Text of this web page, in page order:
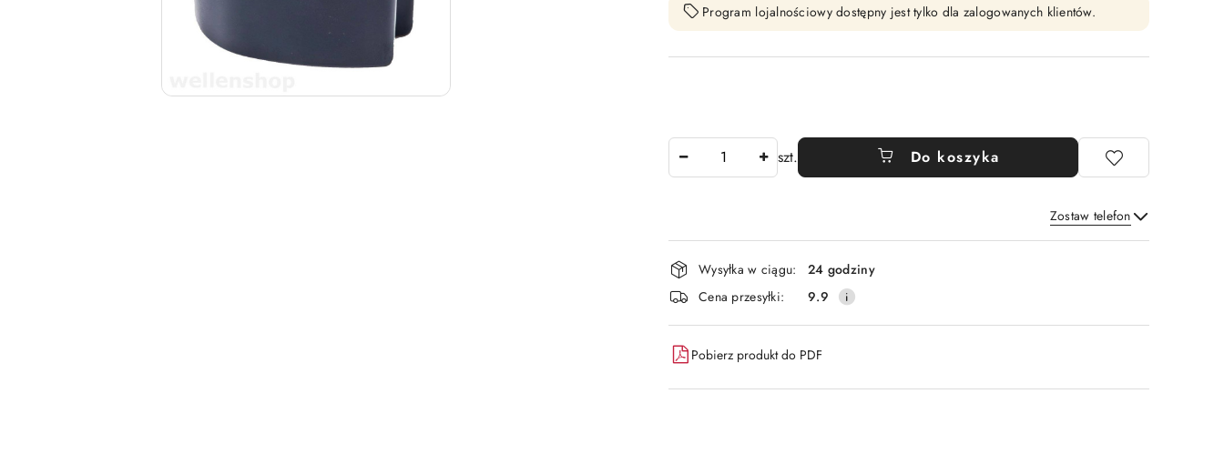
Program lojalnościowy dostępny jest tylko dla zalogowanych klientów.
szt. Do koszyka
Zostaw telefon
Wyślij
Dostępność
i
dostawa
Wysyłka w ciągu:
24 godziny
Cena przesyłki:
9.9
Pobierz produkt do PDF